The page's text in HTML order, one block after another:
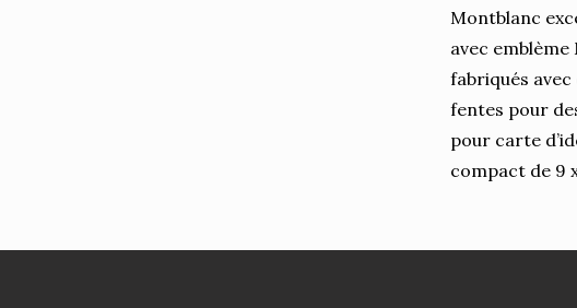
Montblanc
avec
fabriqués
fentes pour
pour carte
compact de 9